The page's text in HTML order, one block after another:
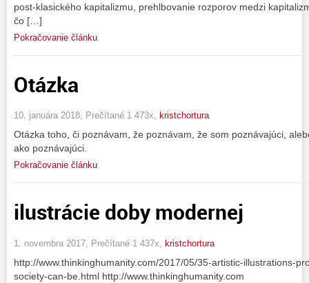
post-klasického kapitalizmu, prehlbovanie rozporov medzi
čo […]
Pokračovanie článku
Otázka
10. januára 2018, Prečítané 1 473x, kristchortura
Otázka toho, či poznávam, že poznávam, že som poznávajúci,
ako poznávajúci.
Pokračovanie článku
ilustrácie doby modernej
1. novembra 2017, Prečítané 1 437x, kristchortura
http://www.thinkinghumanity.com/2017/05/35-artistic-illustrations-
society-can-be.html http://www.thinkinghumanity.com